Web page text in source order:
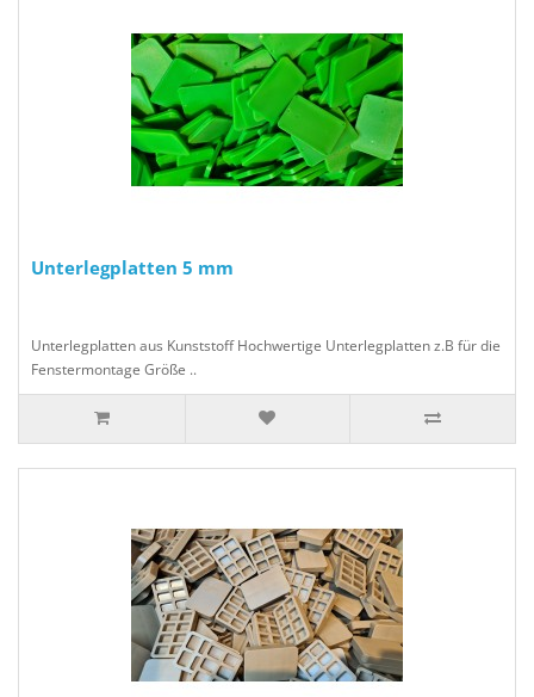
Unterlegplatten 5 mm
Unterlegplatten aus Kunststoff Hochwertige Unterlegplatten z.B für die
Fenstermontage Größe ..